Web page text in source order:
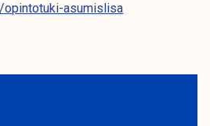
opintotuki-asumislisa